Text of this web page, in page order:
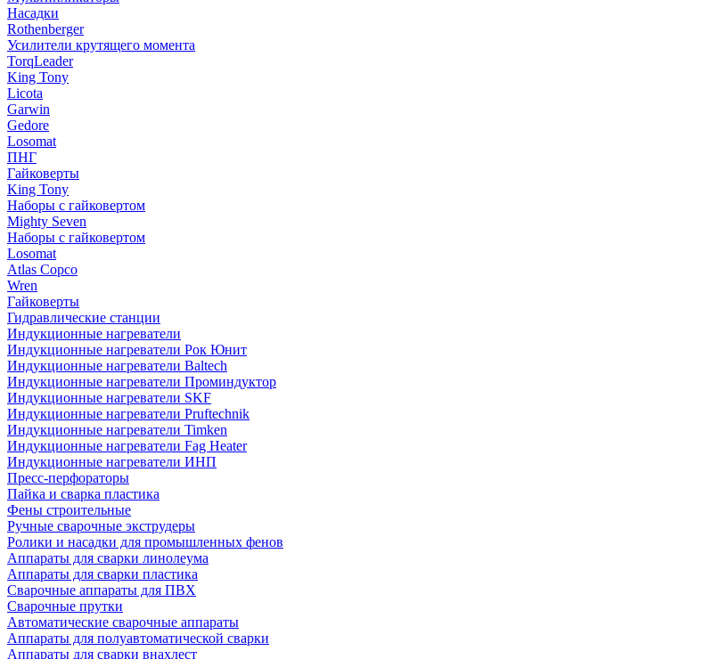
Насадки
Rothenberger
Усилители крутящего момента
TorqLeader
King Tony
Licota
Garwin
Gedore
Losomat
ПНГ
Гайковерты
King Tony
Наборы с гайковертом
Mighty Seven
Наборы с гайковертом
Losomat
Atlas Copco
Wren
Гайковерты
Гидравлические станции
Индукционные нагреватели
Индукционные нагреватели Рок Юнит
Индукционные нагреватели Baltech
Индукционные нагреватели Проминдуктор
Индукционные нагреватели SKF
Индукционные нагреватели Pruftechnik
Индукционные нагреватели Timken
Индукционные нагреватели Fag Heater
Индукционные нагреватели ИНП
Пресс-перфораторы
Пайка и сварка пластика
Фены строительные
Ручные сварочные экструдеры
Ролики и насадки для промышленных фенов
Аппараты для сварки линолеума
Аппараты для сварки пластика
Сварочные аппараты для ПВХ
Сварочные прутки
Автоматические сварочные аппараты
Аппараты для полуавтоматической сварки
Аппараты для сварки внахлест